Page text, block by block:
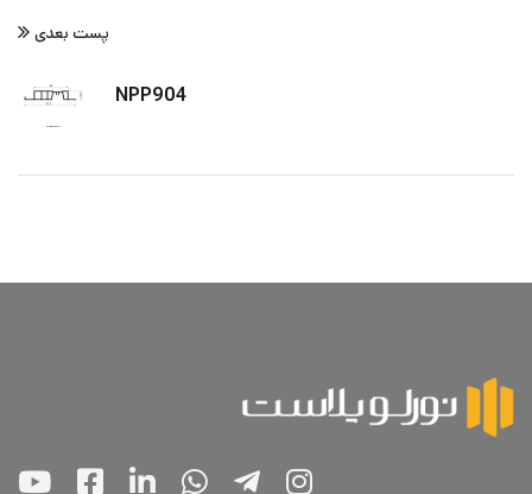
پست بعدی
NPP904